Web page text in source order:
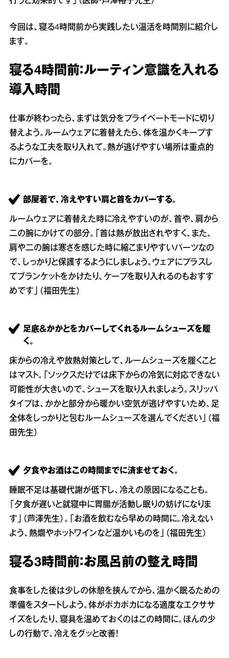
今回は、寝る4時間前から実践したい温活を時間別に紹介し
ます。
寝る4時間前：ルーティン意識を入れる
導入時間
仕事が終わったら、まずは気分をプライベートモードに切り
替えよう。ルームウェアに着替えたら、体を温かくキープす
るような工夫を取り入れて。熱が逃げやすい場所は重点的
にカバーを。
部屋着で、冷えやすい肩と首をカバーする。
ルームウェアに着替えた時に冷えやすいのが、首や、肩から
二の腕にかけての部分。「首は熱が放出されやすく、また、
肩や二の腕は寒さを感じた時に縮こまりやすいパーツなの
で、しっかりと保護するようにしましょう。ウェアにプラスし
てブランケットをかけたり、ケープを取り入れるのもおすす
めです」（福田先生）
足底＆かかとをカバーしてくれるルームシューズを履
く。
床からの冷えや放熱対策として、ルームシューズを履くこと
はマスト。「ソックスだけでは床下からの冷気に対応できない
可能性が大きいので、シューズを取り入れましょう。スリッパ
タイプは、かかと部分から暖かい空気が逃げやすいため、足
全体をしっかりと包むルームシューズを選んでください」（福
田先生）
夕食やお酒はこの時間までに済ませておく。
睡眠不足は基礎代謝が低下し、冷えの原因になることも。
「夕食が遅いと就寝中に胃腸が活動し眠りの妨げになりま
す」（芦澤先生）。「お酒を飲むなら早めの時間に。冷えない
よう、熱燗やホットワインなど温かいものを」（福田先生）
寝る3時間前：お風呂前の整え時間
食事をした後は少しの休憩を挟んでから、温かく眠るための
準備をスタートしよう。体がポカポカになる適度なエクササ
イズをしたり、寝具を温めておくのはこの時間に。ほんの少
しの行動で、冷えをグッと改善！